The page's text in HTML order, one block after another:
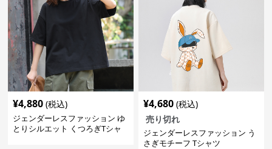
¥4,880 (税込)
ジェンダーレスファッション ゆ
とりシルエット くつろぎTシャ
¥4,680 (税込)
売り切れ
ジェンダーレスファッション う
さぎモチーフ Tシャツ